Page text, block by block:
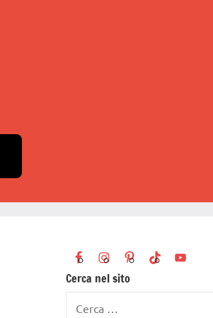
Cerca nel sito